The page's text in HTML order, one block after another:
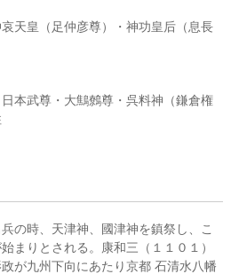
天皇（足仲彦尊）・神功皇后（息長
本武尊・大鷦鷯尊・呉料神（鎌倉権
の時、天津神、國津神を鎮祭し、こ
まりとされる。康和三（１１０１）
が九州下向にあたり京都 石清水八幡